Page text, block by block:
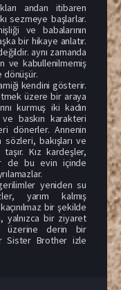
andan itibaren
sezmeye başlarlar.
ve babalarının
bir hikaye anlatır.
aynı zamanda
ve kabullenilmemiş
dönüşür.
kendini gösterir.
üzere bir araya
kurmuş iki kadın
baskın karakteri
dönerler. Annenin
bakışları ve
Kız kardeşler,
de bu evin içinde
yeniden su
yarım kalmış
bir şekilde
yalnızca bir ziyaret
üzerine derin bir
Sister Brother izle